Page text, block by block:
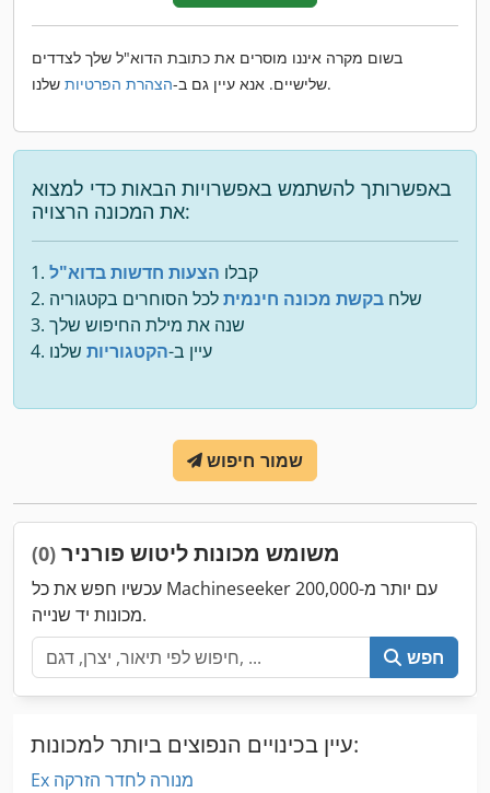
בשום מקרה איננו מוסרים את כתובת הדוא"ל שלך לצדדים
שלישיים. אנא עיין גם ב-הצהרת הפרטיות שלנו.
באפשרותך להשתמש באפשרויות הבאות כדי למצוא
את המכונה הרצויה:
קבלו הצעות חדשות בדוא"ל
שלח בקשת מכונה חינמיתלכל הסוחרים בקטגוריה
שנה את מילת החיפוש שלך
עיין ב-הקטגוריות שלנו
שמור חיפוש
משומש מכונות ליטוש פורניר (0)
עכשיו חפש את כל Machineseeker עם יותר מ-200,000
מכונות יד שנייה.
חפש
עיין בכינויים הנפוצים ביותר למכונות:
Ex מנורה לחדר הזרקה